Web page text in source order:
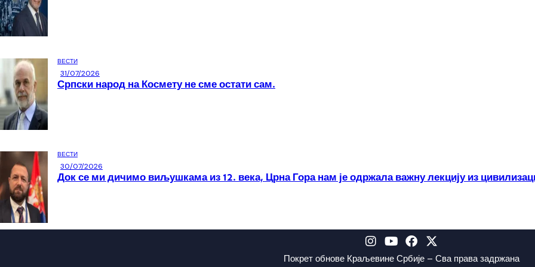
ВЕСТИ
31/07/2026
Српски народ на Космету не сме остати сам.
ВЕСТИ
30/07/2026
Док се ми дичимо виљушкама из 12. века, Црна Гора нам је одржала важну лекцију из
Покрет обнове Краљевине Србије – Сва права задржана